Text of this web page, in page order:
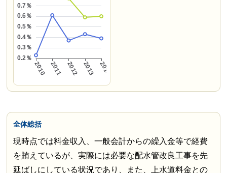
全体総括
現時点では料金収入、一般会計からの繰入金等で経費
を賄えているが、実際には必要な配水管改良工事を先
延ばしにしている状況であり、また、上水道料金との